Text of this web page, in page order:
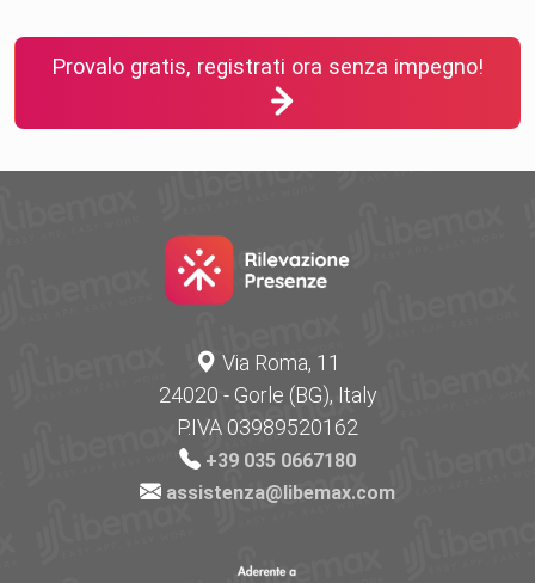
Provalo gratis, registrati ora senza impegno!
Via Roma, 11
24020 - Gorle (BG), Italy
P.IVA 03989520162
+39 035 0667180
assistenza@libemax.com